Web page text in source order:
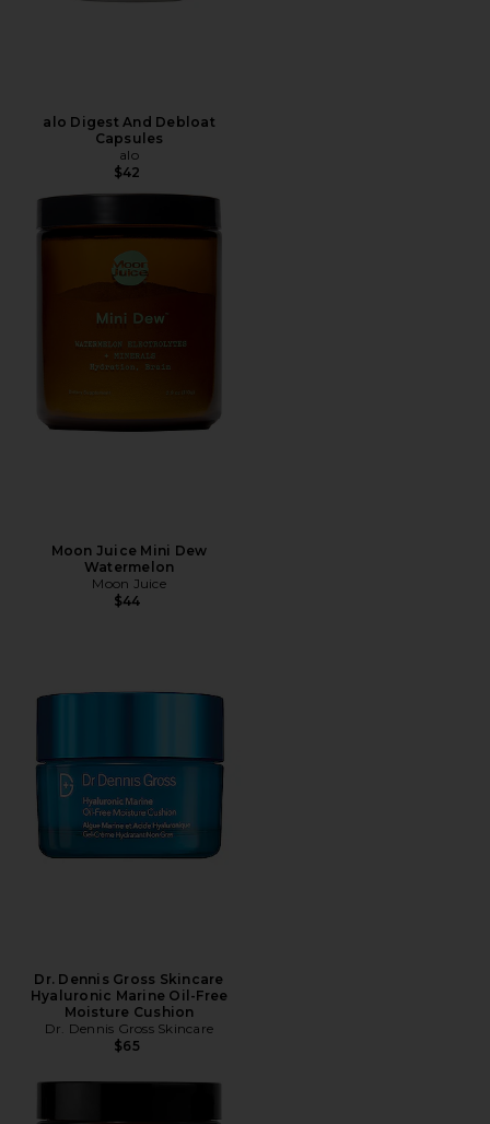
alo Digest And Debloat
Capsules
alo
$42
Moon Juice Mini Dew
Watermelon
Moon Juice
$44
Dr. Dennis Gross Skincare
Hyaluronic Marine Oil-Free
Moisture Cushion
Dr. Dennis Gross Skincare
$65